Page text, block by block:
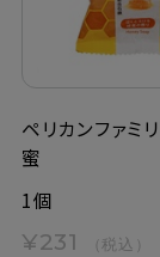
定期購入
ペリカンファミ
蜜
1個
¥231 （税込）